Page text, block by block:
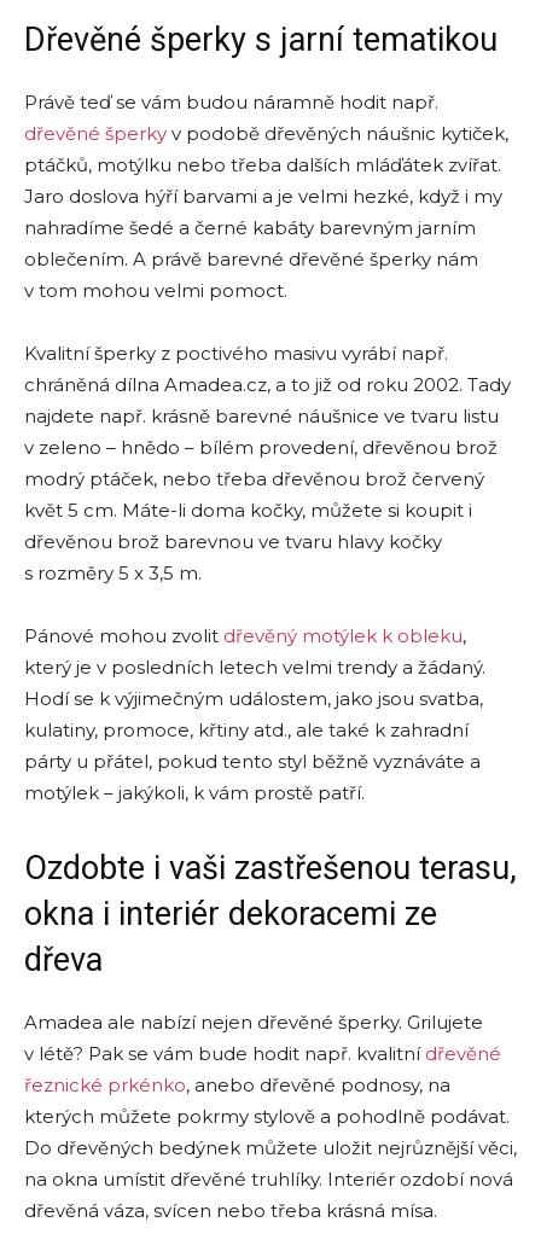
Dřevěné šperky s jarní tematikou
Právě teď se vám budou náramně hodit např.
dřevěné šperky v podobě dřevěných náušnic kytiček,
ptáčků, motýlku nebo třeba dalších mláďátek zvířat.
Jaro doslova hýří barvami a je velmi hezké, když i my
nahradíme šedé a černé kabáty barevným jarním
oblečením. A právě barevné dřevěné šperky nám
v tom mohou velmi pomoct.
Kvalitní šperky z poctivého masivu vyrábí např.
chráněná dílna Amadea.cz, a to již od roku 2002. Tady
najdete např. krásně barevné náušnice ve tvaru listu
v zeleno – hnědo – bílém provedení, dřevěnou brož
modrý ptáček, nebo třeba dřevěnou brož červený
květ 5 cm. Máte-li doma kočky, můžete si koupit i
dřevěnou brož barevnou ve tvaru hlavy kočky
s rozměry 5 x 3,5 m.
Pánové mohou zvolit dřevěný motýlek k obleku,
který je v posledních letech velmi trendy a žádaný.
Hodí se k výjimečným událostem, jako jsou svatba,
kulatiny, promoce, křtiny atd., ale také k zahradní
párty u přátel, pokud tento styl běžně vyznáváte a
motýlek – jakýkoli, k vám prostě patří.
Ozdobte i vaši zastřešenou terasu,
okna i interiér dekoracemi ze
dřeva
Amadea ale nabízí nejen dřevěné šperky. Grilujete
v létě? Pak se vám bude hodit např. kvalitní dřevěné
řeznické prkénko, anebo dřevěné podnosy, na
kterých můžete pokrmy stylově a pohodlně podávat.
Do dřevěných bedýnek můžete uložit nejrůznější věci,
na okna umístit dřevěné truhlíky. Interiér ozdobí nová
dřevěná váza, svícen nebo třeba krásná mísa.